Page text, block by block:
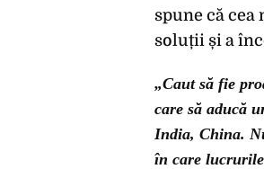
spune că cea
soluții și a
„Caut să fie
care să aducă
India, China.
în care